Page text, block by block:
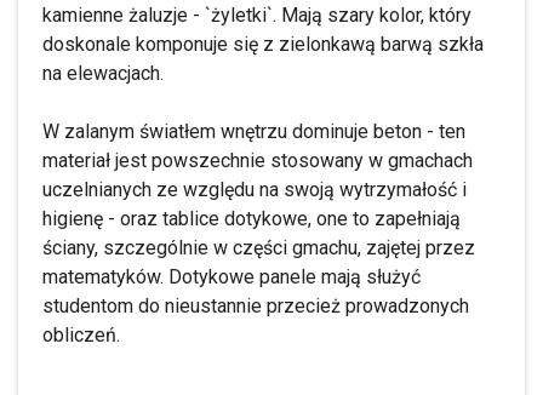
kamienne żaluzje - `żyletki`. Mają szary kolor, który
doskonale komponuje się z zielonkawą barwą szkła
na elewacjach.
W zalanym światłem wnętrzu dominuje beton - ten
materiał jest powszechnie stosowany w gmachach
uczelnianych ze względu na swoją wytrzymałość i
higienę - oraz tablice dotykowe, one to zapełniają
ściany, szczególnie w części gmachu, zajętej przez
matematyków. Dotykowe panele mają służyć
studentom do nieustannie przecież prowadzonych
obliczeń.